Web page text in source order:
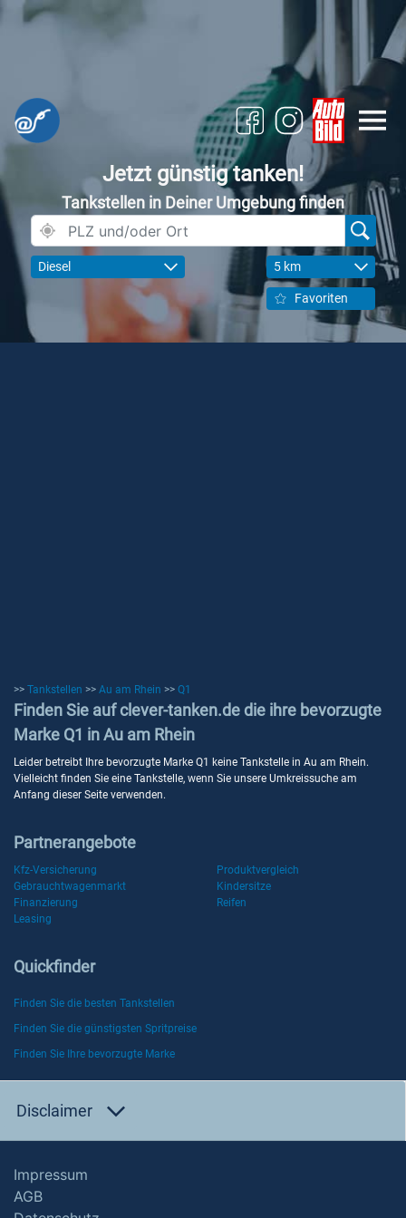
Jetzt günstig tanken!
Tankstellen in Deiner Umgebung finden
Diesel 5 km
Favoriten
>> Tankstellen >> Au am Rhein >> Q1
Finden Sie auf clever-tanken.de die ihre bevorzugte
Marke Q1 in Au am Rhein
Leider betreibt Ihre bevorzugte Marke Q1 keine Tankstelle in Au am Rhein.
Vielleicht finden Sie eine Tankstelle, wenn Sie unsere Umkreissuche am
Anfang dieser Seite verwenden.
Partnerangebote
Kfz-Versicherung
Produktvergleich
Gebrauchtwagenmarkt
Kindersitze
Finanzierung
Reifen
Leasing
Quickfinder
Finden Sie die besten Tankstellen
Finden Sie die günstigsten Spritpreise
Finden Sie Ihre bevorzugte Marke
Disclaimer
Impressum
AGB